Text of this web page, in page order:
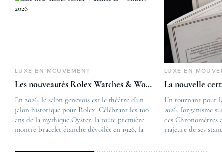
LUXE EN MOUVEMENT
Les nouveautés Rolex Watches & Wonders 2026
En 2026, le salon genevois est le théâtre d’un
jalon historique pour Rolex. Célébrant les 100
ans de la mythique Oyster, la toute première
montre bracelet étanche dévoilée en 1926, la
commémorative alliant héritage patrimonial et
The post
Les nouveautés
first appeared on
Lovetime
LUXE EN
La nouvelle
Un tournant pour
2026, l’organisme
des Chronomètres
majeure de ses
Chronometer”,